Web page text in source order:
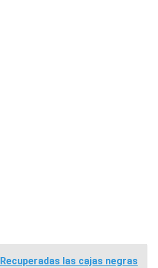
Recuperadas las cajas negras